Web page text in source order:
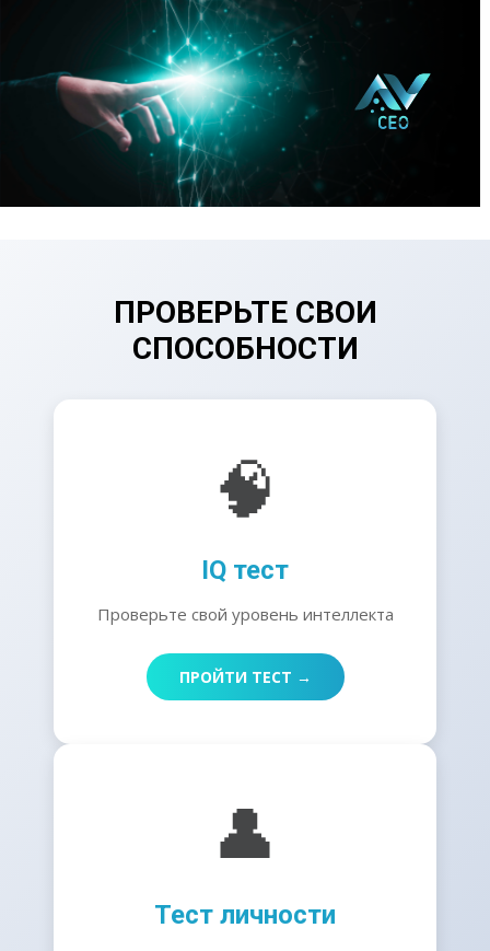
ПРОВЕРЬТЕ СВОИ
СПОСОБНОСТИ
🧠
IQ тест
Проверьте свой уровень интеллекта
ПРОЙТИ ТЕСТ →
👤
Тест личности